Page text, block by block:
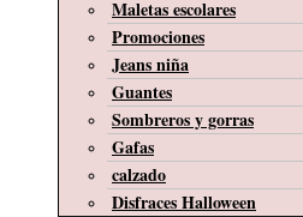
Maletas escolares
Promociones
Jeans niña
Guantes
Sombreros y gorras
Gafas
calzado
Disfraces Halloween